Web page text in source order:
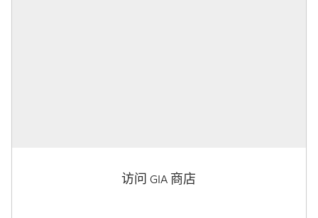
访问 GIA 商店